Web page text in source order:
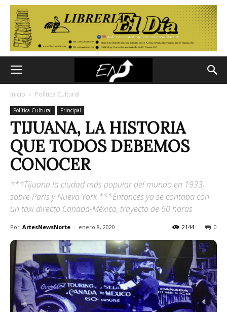
Inicio Política Cultural
Política Cultural Principal
TIJUANA, LA HISTORIA
QUE TODOS DEBEMOS
CONOCER
***Tijuana la ciudad más popular del mundo en 1933,
sobre París y Nueva York ***Entonces ya se contaba con
un taxi directo Canadá-México, trayecto de 60 horas
Por ArtesNewsNorte - enero 8, 2020 0
2144